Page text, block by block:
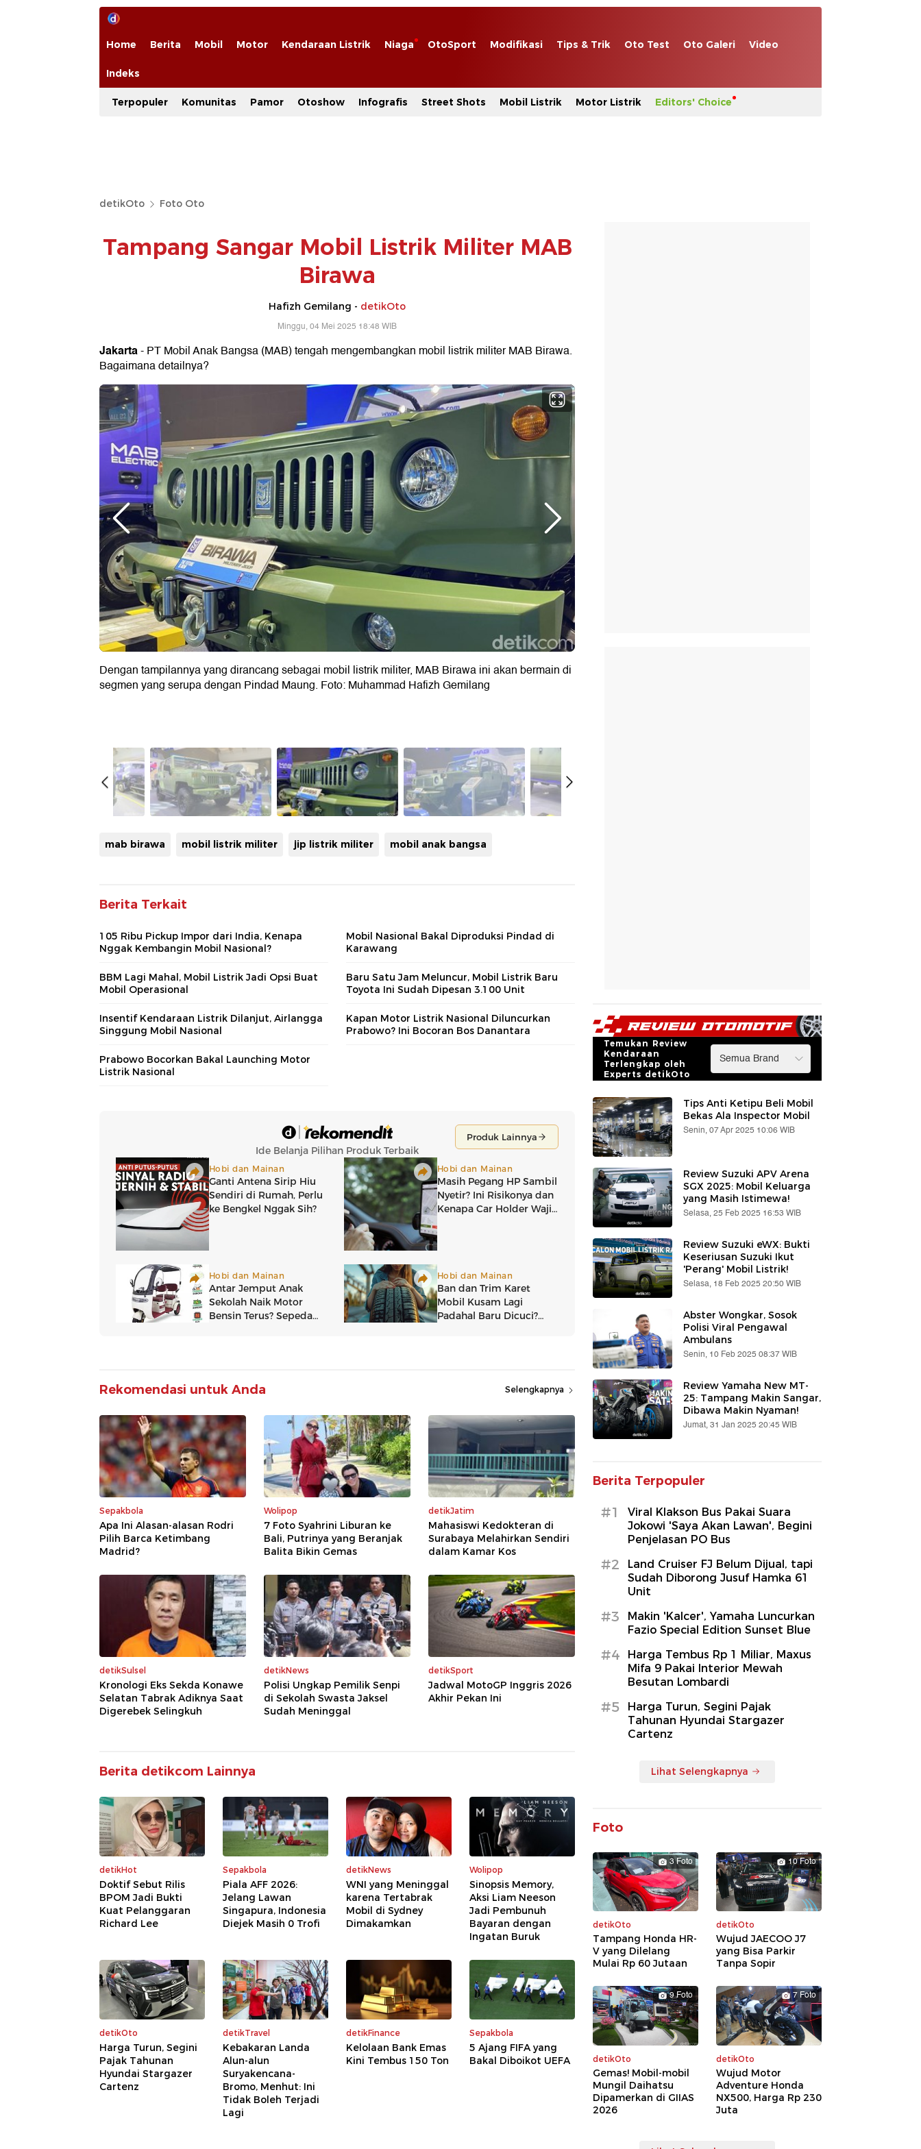
Home Berita Mobil Motor Kendaraan Listrik Niaga OtoSport Modifikasi Tips & Trik Oto Test Oto Galeri Video
Indeks
Terpopuler Komunitas Pamor Otoshow Infografis Street Shots Mobil Listrik Motor Listrik Editors' Choice
detikOto Foto Oto
Tampang Sangar Mobil Listrik Militer MAB
Birawa
Hafizh Gemilang - detikOto
Minggu, 04 Mei 2025 18:48 WIB
Jakarta- PT Mobil Anak Bangsa (MAB) tengah mengembangkan mobil listrik militer MAB Birawa.
Bagaimana detailnya?
Dengan tampilannya yang dirancang sebagai mobil listrik militer, MAB Birawa ini akan bermain di
segmen yang serupa dengan Pindad Maung. Foto: Muhammad Hafizh Gemilang
mab birawa mobil listrik militer jip listrik militer mobil anak bangsa
Berita Terkait
105 Ribu Pickup Impor dari India, Kenapa
Nggak Kembangin Mobil Nasional?
Mobil Nasional Bakal Diproduksi Pindad di
Karawang
BBM Lagi Mahal, Mobil Listrik Jadi Opsi Buat
Mobil Operasional
Baru Satu Jam Meluncur, Mobil Listrik Baru
Toyota Ini Sudah Dipesan 3.100 Unit
Insentif Kendaraan Listrik Dilanjut, Airlangga
Singgung Mobil Nasional
Kapan Motor Listrik Nasional Diluncurkan
Prabowo? Ini Bocoran Bos Danantara
Prabowo Bocorkan Bakal Launching Motor
Listrik Nasional
Rekomendasi untuk Anda Selengkapnya
Sepakbola
Apa Ini Alasan-alasan Rodri
Pilih Barca Ketimbang
Madrid?
Wolipop
7 Foto Syahrini Liburan ke
Bali, Putrinya yang Beranjak
Balita Bikin Gemas
detikJatim
Mahasiswi Kedokteran di
Surabaya Melahirkan Sendiri
dalam Kamar Kos
detikSulsel
Kronologi Eks Sekda Konawe
Selatan Tabrak Adiknya Saat
Digerebek Selingkuh
detikNews
Polisi Ungkap Pemilik Senpi
di Sekolah Swasta Jaksel
Sudah Meninggal
detikSport
Jadwal MotoGP Inggris 2026
Akhir Pekan Ini
Berita detikcom Lainnya
detikHot
Doktif Sebut Rilis
BPOM Jadi Bukti
Kuat Pelanggaran
Richard Lee
Sepakbola
Piala AFF 2026:
Jelang Lawan
Singapura, Indonesia
Diejek Masih 0 Trofi
detikNews
WNI yang Meninggal
karena Tertabrak
Mobil di Sydney
Dimakamkan
Wolipop
Sinopsis Memory,
Aksi Liam Neeson
Jadi Pembunuh
Bayaran dengan
Ingatan Buruk
detikOto
Harga Turun, Segini
Pajak Tahunan
Hyundai Stargazer
Cartenz
detikTravel
Kebakaran Landa
Alun-alun
Suryakencana-
Bromo, Menhut: Ini
Tidak Boleh Terjadi
Lagi
detikFinance
Kelolaan Bank Emas
Kini Tembus 150 Ton
Sepakbola
5 Ajang FIFA yang
Bakal Diboikot UEFA
Temukan Review
Kendaraan
Terlengkap oleh
Experts detikOto
Tips Anti Ketipu Beli Mobil
Bekas Ala Inspector Mobil
Senin, 07 Apr 2025 10:06 WIB
Review Suzuki APV Arena
SGX 2025: Mobil Keluarga
yang Masih Istimewa!
Selasa, 25 Feb 2025 16:53 WIB
Review Suzuki eWX: Bukti
Keseriusan Suzuki Ikut
'Perang' Mobil Listrik!
Selasa, 18 Feb 2025 20:50 WIB
Abster Wongkar, Sosok
Polisi Viral Pengawal
Ambulans
Senin, 10 Feb 2025 08:37 WIB
Review Yamaha New MT-
25: Tampang Makin Sangar,
Dibawa Makin Nyaman!
Jumat, 31 Jan 2025 20:45 WIB
Berita Terpopuler
#1
Viral Klakson Bus Pakai Suara
Jokowi 'Saya Akan Lawan', Begini
Penjelasan PO Bus
#2
Land Cruiser FJ Belum Dijual, tapi
Sudah Diborong Jusuf Hamka 61
Unit
#3
Makin 'Kalcer', Yamaha Luncurkan
Fazio Special Edition Sunset Blue
#4
Harga Tembus Rp 1 Miliar, Maxus
Mifa 9 Pakai Interior Mewah
Besutan Lombardi
#5
Harga Turun, Segini Pajak
Tahunan Hyundai Stargazer
Cartenz
Lihat Selengkapnya
Foto
3 Foto
detikOto
Tampang Honda HR-
V yang Dilelang
Mulai Rp 60 Jutaan
10 Foto
detikOto
Wujud JAECOO J7
yang Bisa Parkir
Tanpa Sopir
9 Foto
detikOto
Gemas! Mobil-mobil
Mungil Daihatsu
Dipamerkan di GIIAS
2026
7 Foto
detikOto
Wujud Motor
Adventure Honda
NX500, Harga Rp 230
Juta